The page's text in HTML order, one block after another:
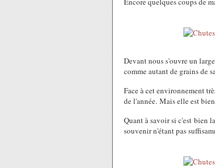
Devant nous s'ouvre un
comme autant de grains de
Face à cet environnement
de l'année. Mais elle est
Quant à savoir si c'est bien
souvenir n'étant pas